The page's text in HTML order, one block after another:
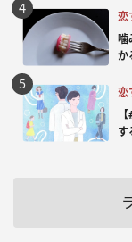
恋
噛
か
恋
す